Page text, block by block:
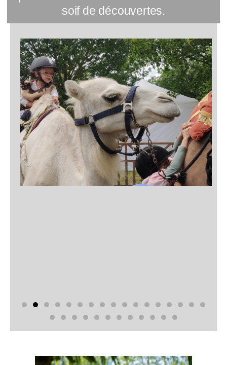
soif de découvertes.